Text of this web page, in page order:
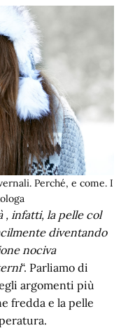
Perché, e come. I
, infatti, la pelle col
diventando
nociva
“. Parliamo di
argomenti più
fredda e la pelle